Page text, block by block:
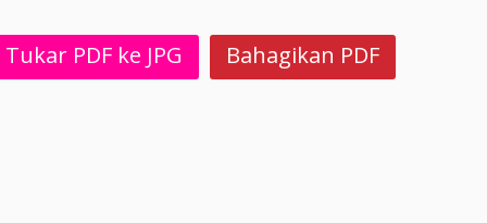
Tukar PDF ke JPG Bahagikan PDF